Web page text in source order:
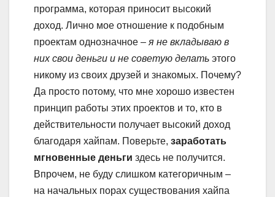
программа, которая приносит высокий
доход. Лично мое отношение к подобным
проектам однозначное – я не вкладываю в
них свои деньги и не советую делать этого
никому из своих друзей и знакомых. Почему?
Да просто потому, что мне хорошо известен
принцип работы этих проектов и то, кто в
действительности получает высокий доход
благодаря хайпам. Поверьте, заработать
мгновенные деньги здесь не получится.
Впрочем, не буду слишком категоричным –
на начальных порах существования хайпа